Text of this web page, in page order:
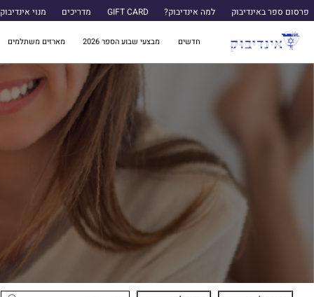
פרסום ספר באינדיבוק למה אינדיבוק? GIFT CARD מדריכים מנוי אינדיבוק
חדשים מבצעי שבוע הספר 2026 מארזים משתלמים